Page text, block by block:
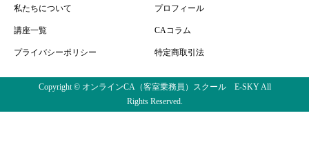
私たちについて プロフィール
講座一覧 CAコラム
プライバシーポリシー 特定商取引法
Copyright © オンラインCA（客室乗務員）スクール E-SKY All
Rights Reserved.